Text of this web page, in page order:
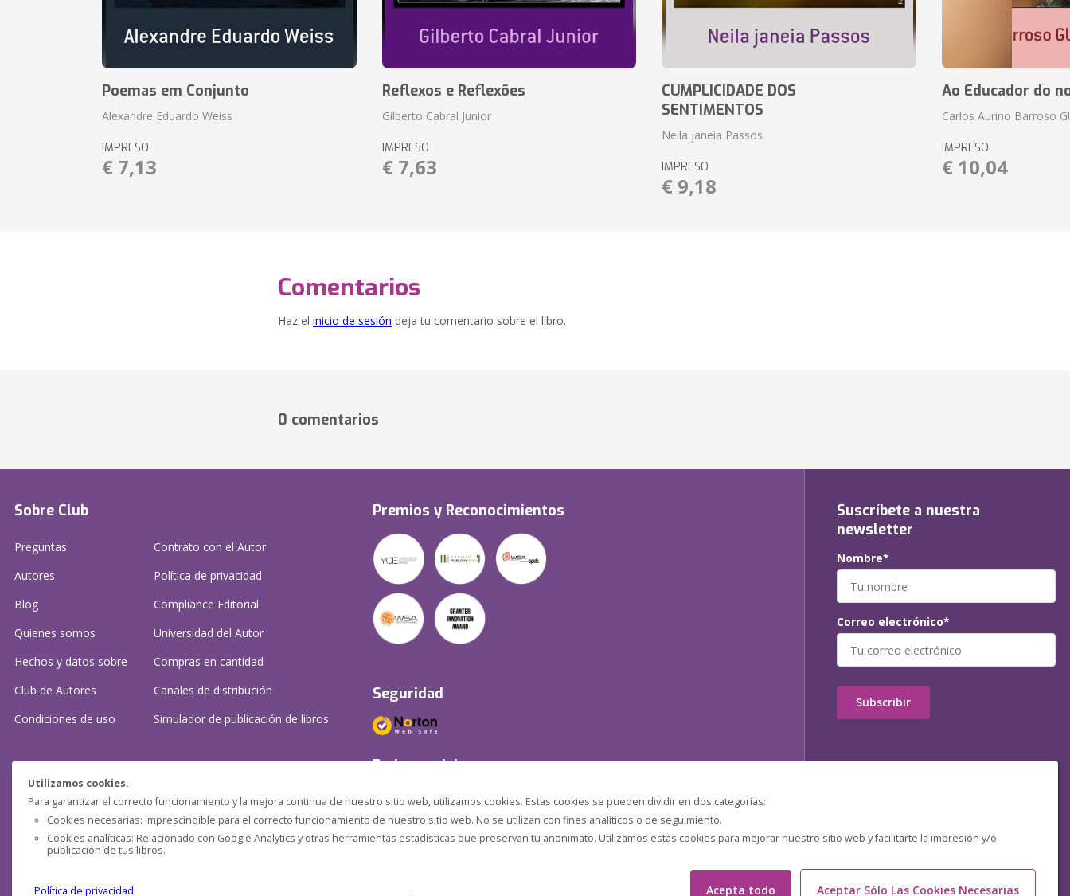
Utilizamos cookies.
Para garantizar el correcto funcionamiento y la mejora continua de nuestro sitio web, utilizamos cookies. Estas cookies se pueden dividir en dos categorías:
Cookies necesarias: Imprescindible para el correcto funcionamiento de nuestro sitio web. No se utilizan con fines analíticos o de seguimiento.
Cookies analíticas: Relacionado con Google Analytics y otras herramientas estadísticas que preservan tu anonimato. Utilizamos estas cookies para mejorar nuestro sitio web y facilitarte la impresión y/o
publicación de tus libros.
Política de privacidad . Acepta todo Aceptar Sólo Las Cookies Necesarias
Poemas em Conjunto
Alexandre Eduardo Weiss
IMPRESO
€ 7,13
Reflexos e Reflexões
Gilberto Cabral Junior
IMPRESO
€ 7,63
CUMPLICIDADE DOS
SENTIMENTOS
Neila janeia Passos
IMPRESO
€ 9,18
Ao Educador do
Carlos Aurino Barroso
IMPRESO
€ 10,04
Comentarios
Haz el inicio de sesión deja tu comentario sobre el libro.
0 comentarios
Sobre Club
Preguntas
Autores
Blog
Quienes somos
Hechos y datos sobre
Club de Autores
Condiciones de uso
Contrato con el Autor
Política de privacidad
Compliance Editorial
Universidad del Autor
Compras en cantidad
Canales de distribución
Simulador de publicación de libros
¿Necesitas ayuda?
Preguntas frecuentes
Contacta con nosotros: (contacto@clubdeautores.com )
Premios y Reconocimientos
Seguridad
Redes sociales
Suscríbete a nuestra
newsletter
Nombre*
Correo electrónico*
Subscribir